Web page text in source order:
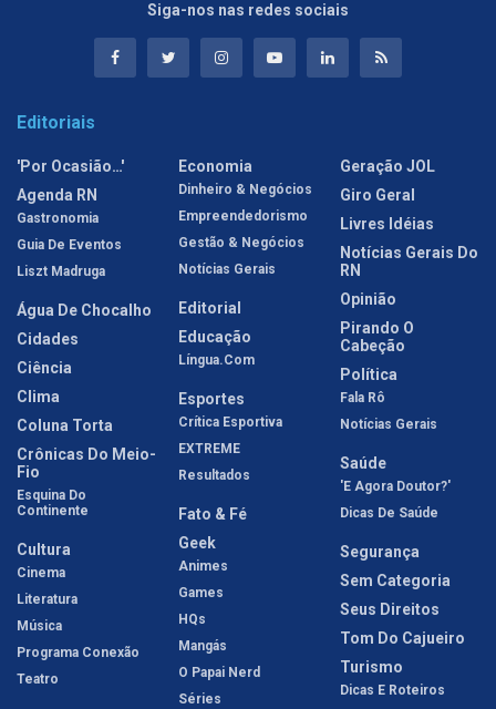
Siga-nos nas redes sociais
Editoriais
'Por Ocasião…'
Agenda RN
Gastronomia
Guia De Eventos
Liszt Madruga
Água De Chocalho
Cidades
Ciência
Clima
Coluna Torta
Crônicas Do Meio-
Fio
Esquina Do
Continente
Cultura
Cinema
Literatura
Música
Programa Conexão
Teatro
Economia
Dinheiro & Negócios
Empreendedorismo
Gestão & Negócios
Notícias Gerais
Editorial
Educação
Língua.com
Esportes
Crítica Esportiva
EXTREME
Resultados
Fato & Fé
Geek
Animes
Games
HQs
Mangás
O Papai Nerd
Séries
Geração JOL
Giro Geral
Livres Idéias
Notícias Gerais Do
RN
Opinião
Pirando O
Cabeção
Política
Fala Rô
Notícias Gerais
Saúde
'E Agora Doutor?'
Dicas De Saúde
Segurança
Sem Categoria
Seus Direitos
Tom Do Cajueiro
Turismo
Dicas E Roteiros